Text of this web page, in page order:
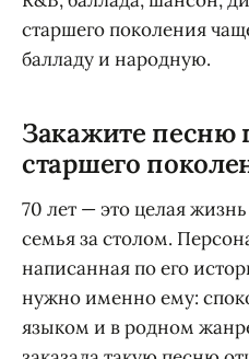
старшего поколения
балладу и народную.
Закажите песню
старшего
70 лет — это целая
семья за столом.
написанная по его
нужно именно ему:
языком и в родном